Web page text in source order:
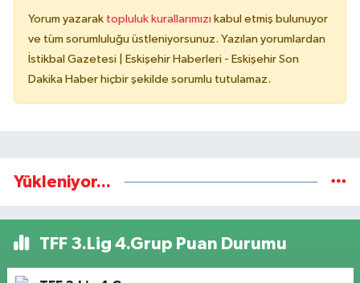
Yorum yazarak topluluk kurallarımızı kabul etmiş bulunuyor
ve tüm sorumluluğu üstleniyorsunuz. Yazılan yorumlardan
İstikbal Gazetesi | Eskişehir Haberleri - Eskişehir Son
Dakika Haber hiçbir şekilde sorumlu tutulamaz.
Yükleniyor...
TFF 3.Lig 4.Grup Puan Durumu